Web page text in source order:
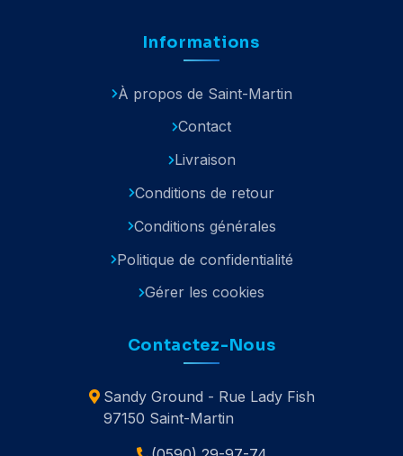
Informations
À propos de Saint-Martin
Contact
Livraison
Conditions de retour
Conditions générales
Politique de confidentialité
Gérer les cookies
Contactez-Nous
Sandy Ground - Rue Lady Fish
97150 Saint-Martin